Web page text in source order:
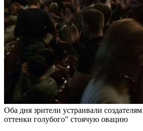
Оба дня зрители устраивали
оттенки голубого" стоячую овацию